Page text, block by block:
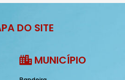
DO SITE
MUNICÍPIO